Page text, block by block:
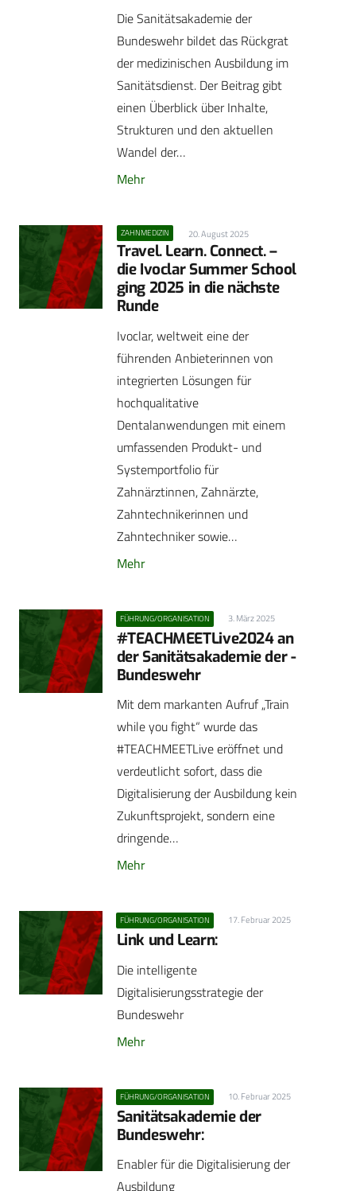
Die Sanitätsakademie der
Bundeswehr bildet das Rückgrat
der medizinischen Ausbildung im
Sanitätsdienst. Der Beitrag gibt
einen Überblick über Inhalte,
Strukturen und den aktuellen
Wandel der…
Mehr
ZAHNMEDIZIN 20. August 2025
Travel. Learn. Connect. –
die Ivoclar Summer School
ging 2025 in die nächste
Runde
Ivoclar, weltweit eine der
führenden Anbieterinnen von
integrierten Lösungen für
hochqualitative
Dentalanwendungen mit einem
umfassenden Produkt- und
Systemportfolio für
Zahnärztinnen, Zahnärzte,
Zahntechnikerinnen und
Zahntechniker sowie…
Mehr
FÜHRUNG/ORGANISATION 3. März 2025
#TEACHMEETLive2024 an
der Sanitätsakademie der ­
Bundeswehr
Mit dem markanten Aufruf „Train
while you fight“ wurde das
#TEACHMEETLive eröffnet und
verdeutlicht sofort, dass die
Digitalisierung der Ausbildung kein
Zukunftsprojekt, sondern eine
dringende…
Mehr
FÜHRUNG/ORGANISATION 17. Februar 2025
Link und Learn:
Die intelligente
Digitalisierungsstrategie der
Bundeswehr
Mehr
FÜHRUNG/ORGANISATION 10. Februar 2025
Sanitätsakademie der
Bundeswehr:
Enabler für die Digitalisierung der
Ausbildung